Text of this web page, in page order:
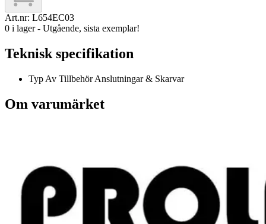
Art.nr: L654EC03
0 i lager - Utgående, sista exemplar!
Teknisk specifikation
Typ Av TillbehörAnslutningar & Skarvar
Om varumärket